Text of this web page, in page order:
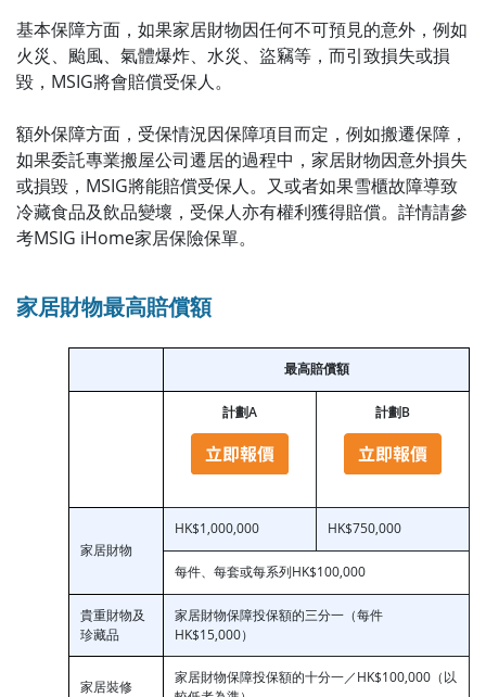
基本保障方面，如果家居財物因任何不可預見的意外，例如
火災、颱風、氣體爆炸、水災、盜竊等，而引致損失或損
毀，MSIG將會賠償受保人。
額外保障方面，受保情況因保障項目而定，例如搬遷保障，
如果委託專業搬屋公司遷居的過程中，家居財物因意外損失
或損毀，MSIG將能賠償受保人。又或者如果雪櫃故障導致
冷藏食品及飲品變壞，受保人亦有權利獲得賠償。詳情請參
考MSIG iHome家居保險保單。
家居財物最高賠償額
最高賠償額
計劃A 計劃B
家居財物
HK$1,000,000 HK$750,000
每件、每套或每系列HK$100,000
貴重財物及
珍藏品
家居財物保障投保額的三分一（每件
HK$15,000）
家居裝修
家居財物保障投保額的十分一／HK$100,000（以